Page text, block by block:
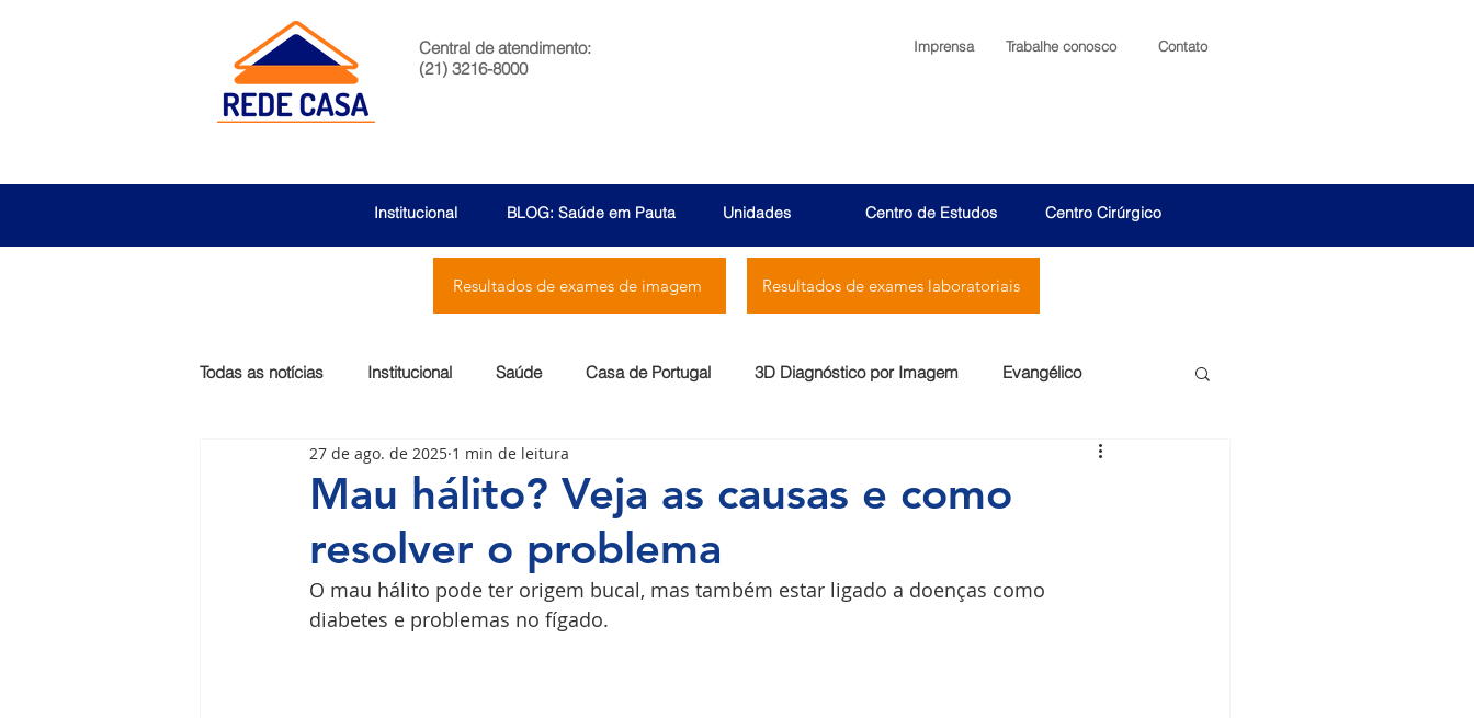
Central de atendimento:
(21) 3216-8000
Imprensa Trabalhe conosco Contato
BLOG: Saúde em Pauta Unidades Centro de Estudos Centro Cirúrgico
Institucional
Resultados de exames de imagem Resultados de exames laboratoriais
Todas as notícias Institucional Saúde Casa de Portugal 3D Diagnóstico por Imagem Evangélico
São Bernardo Egas Moniz Menssana
Ilha do Governador Premium COPI
Mau hálito? Veja as causas e como
resolver o problema
27 de ago. de 2025 1 min de leitura
O mau hálito pode ter origem bucal, mas também estar ligado a doenças como
diabetes e problemas no fígado.